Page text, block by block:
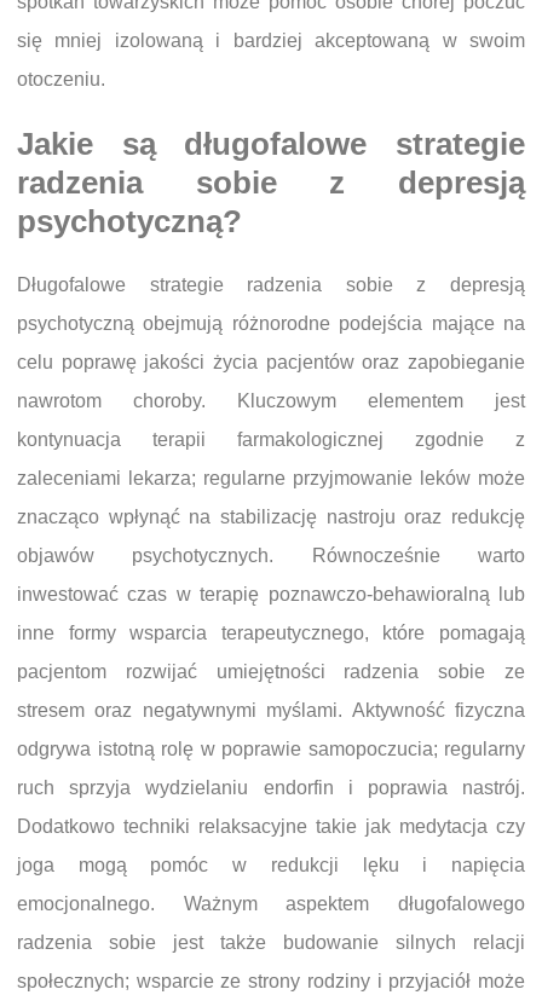
się mniej izolowaną i bardziej akceptowaną w swoim
otoczeniu.
Jakie są długofalowe strategie
radzenia sobie z depresją
psychotyczną?
Długofalowe strategie radzenia sobie z depresją
psychotyczną obejmują różnorodne podejścia mające na
celu poprawę jakości życia pacjentów oraz zapobieganie
nawrotom choroby. Kluczowym elementem jest
kontynuacja terapii farmakologicznej zgodnie z
zaleceniami lekarza; regularne przyjmowanie leków może
znacząco wpłynąć na stabilizację nastroju oraz redukcję
objawów psychotycznych. Równocześnie warto
inwestować czas w terapię poznawczo-behawioralną lub
inne formy wsparcia terapeutycznego, które pomagają
pacjentom rozwijać umiejętności radzenia sobie ze
stresem oraz negatywnymi myślami. Aktywność fizyczna
odgrywa istotną rolę w poprawie samopoczucia; regularny
ruch sprzyja wydzielaniu endorfin i poprawia nastrój.
Dodatkowo techniki relaksacyjne takie jak medytacja czy
joga mogą pomóc w redukcji lęku i napięcia
emocjonalnego. Ważnym aspektem długofalowego
radzenia sobie jest także budowanie silnych relacji
społecznych; wsparcie ze strony rodziny i przyjaciół może